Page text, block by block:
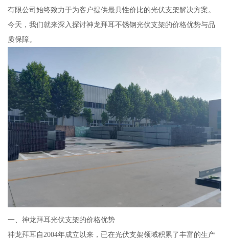
有限公司始终致力于为客户提供最具性价比的光伏支架解决方案。
今天，我们就来深入探讨神龙拜耳不锈钢光伏支架的价格优势与品
质保障。
一、神龙拜耳光伏支架的价格优势
神龙拜耳自2004年成立以来，已在光伏支架领域积累了丰富的生产